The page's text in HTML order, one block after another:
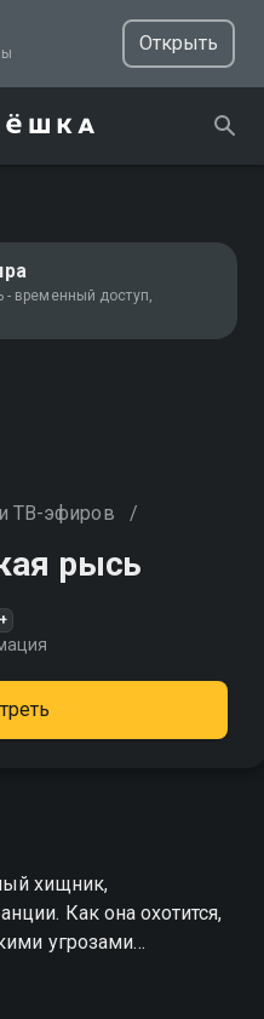
Открыть
- временный доступ,
ТВ-эфиров /
рысь
хищник,
Как она охотится,
угрозами
природе?